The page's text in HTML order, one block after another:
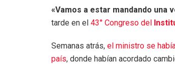
«Vamos a estar mandando una
tarde en el 43° Congreso del
Semanas atrás, el ministro se
país, donde habían acordado